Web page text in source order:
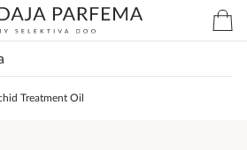
Treatment Oil